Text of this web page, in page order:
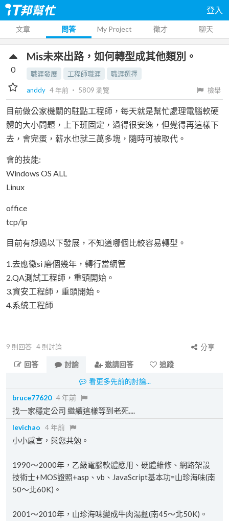
登入
文章 問答 My Project 徵才 聊天
Mis未來出路，如何轉型成其他類別。
職涯發展 工程師職涯
職涯選擇
anddy 4 年前 ‧ 5809 瀏覽 檢舉
0
目前做公家機關的駐點工程師，每天就是幫忙處理電腦軟硬
體的大小問題，上下班固定，過得很安逸，但覺得再這樣下
去，會完蛋，薪水也就三萬多塊，隨時可被取代。
會的技能:
Windows OS ALL
Linux
office
tcp/ip
目前有想過以下發展，不知道哪個比較容易轉型。
1.去應徵si 磨個幾年，轉行當網管
2.QA測試工程師，重頭開始。
3.資安工程師，重頭開始。
4.系統工程師
9 則回答 4 則討論
分享
回答
討論 邀請回答
追蹤
看更多先前的討論...
bruce77620 4 年前
找一家穩定公司 繼續這樣等到老死....
levichao 4 年前
小小感言，與您共勉。
1990～2000年，乙級電腦軟體應用、硬體維修、網路架設
技術士+MOS證照+asp、vb、JavaScript基本功=山珍海味(南
50～北60K)。
2001～2010年，山珍海味變成牛肉湯麵(南45～北50K)。